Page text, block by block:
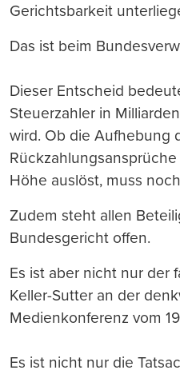
Gerichtsbarkeit
Das ist beim
Dieser Entscheid
Steuerzahler in
wird. Ob die Aufhebung
Höhe auslöst, muss
Zudem steht allen
Bundesgericht offen.
Es ist aber nicht nur der
Keller-Sutter an der
Medienkonferenz vom
Es ist nicht nur die